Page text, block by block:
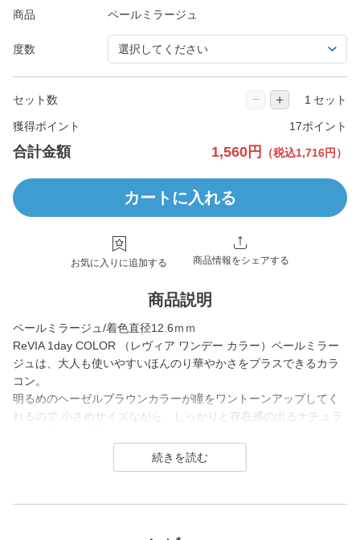
商品
度数
セット数 − ＋ セット
獲得ポイント 17ポイント
合計金額 1,560円 （税込1,716円）
カートに入れる
お気に入りに追加する 商品情報をシェアする
商品説明
ペールミラージュ/着色直径12.6ｍｍ
ReVIA 1day COLOR （レヴィア ワンデー カラー）ペールミラー
ジュは、大人も使いやすいほんのり華やかさをプラスできるカラ
コン。
明るめのヘーゼルブラウンカラーが瞳をワントーンアップしてく
れるので 小さめサイズながら、しっかりと存在感の出るナチュラ
ReVIA は2016年に誕生した、「洗練」と「幅広い年齢層に愛され